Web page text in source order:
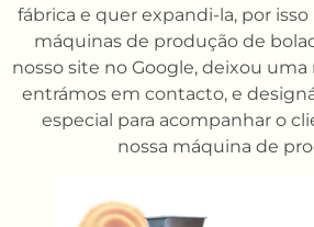
fábrica e quer expandi-la, por
máquinas de produção de
nosso site no Google, deixou
entrámos em contacto, e
especial para acompanhar o
nossa máquina de